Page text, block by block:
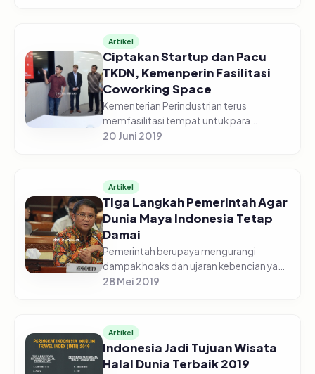
pi...
Artikel
Ciptakan Startup dan Pacu
TKDN, Kemenperin Fasilitasi
Coworking Space
Kementerian Perindustrian terus
memfasilitasi tempat untuk para
generasi milenial Indonesia dapat
khus...
20 Juni 2019
Artikel
Tiga Langkah Pemerintah Agar
Dunia Maya Indonesia Tetap
Damai
Pemerintah berupaya mengurangi
dampak hoaks dan ujaran kebencian yang
disebarluaskan melalui platform media
28 Mei 2019
Artikel
Indonesia Jadi Tujuan Wisata
Halal Dunia Terbaik 2019